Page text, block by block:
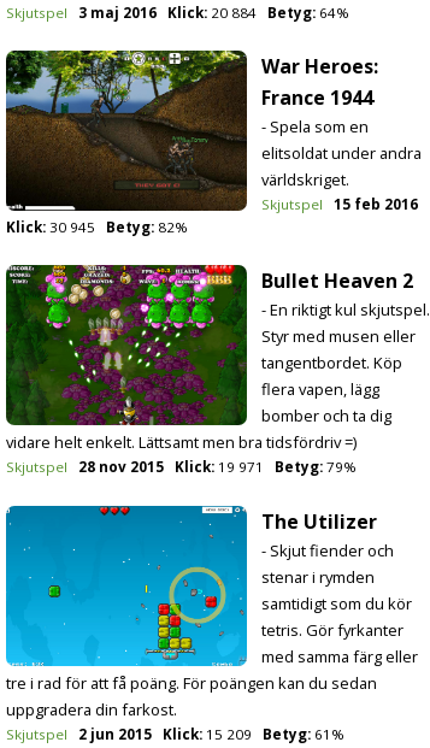
Skjutspel 3 maj 2016 Klick:20 884 Betyg: 64%
War Heroes:
France 1944
- Spela som en
elitsoldat under andra
världskriget.
Skjutspel
15 feb 2016
Klick:30 945 Betyg: 82%
Bullet Heaven 2
- En riktigt kul skjutspel.
Styr med musen eller
tangentbordet. Köp
flera vapen, lägg
bomber och ta dig
vidare helt enkelt. Lättsamt men bra tidsfördriv =)
Skjutspel 28 nov 2015 Klick:19 971 Betyg: 79%
The Utilizer
- Skjut fiender och
stenar i rymden
samtidigt som du kör
tetris. Gör fyrkanter
med samma färg eller
tre i rad för att få poäng. För poängen kan du sedan
uppgradera din farkost.
Skjutspel 2 jun 2015 Klick:15 209 Betyg: 61%